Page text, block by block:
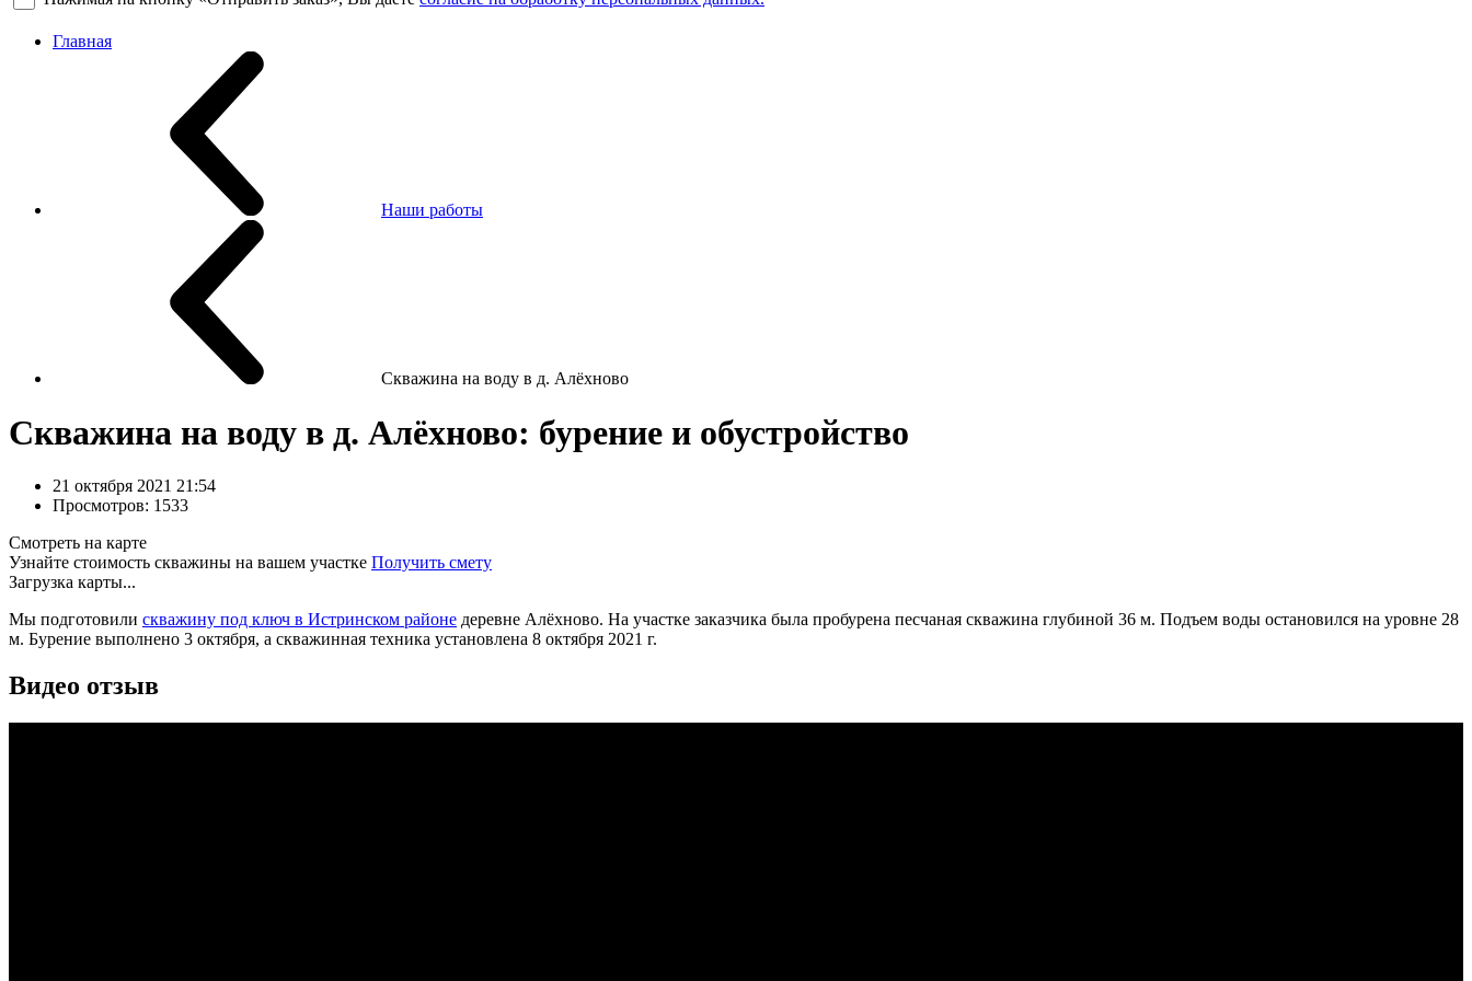
Главная
Наши работы
Скважина на воду в д. Алёхново
Скважина на воду в д. Алёхново: бурение и обустройство
21 октября 2021 21:54
Просмотров: 1533
Смотреть на карте
Узнайте стоимость скважины на вашем участке Получить смету
Загрузка карты...
Мы подготовили скважину под ключ в Истринском районе деревне Алёхново. На участке заказчика была пробурена песчаная скважина глубиной 36 м. Подъем воды остановился на уровне 28
м. Бурение выполнено 3 октября, а скважинная техника установлена 8 октября 2021 г.
Видео отзыв